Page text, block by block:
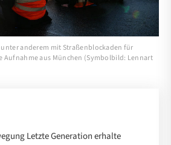
anderem mit Straßenblockaden für
Aufnahme aus München (Symbolbild: Lennart
Letzte Generation erhalte